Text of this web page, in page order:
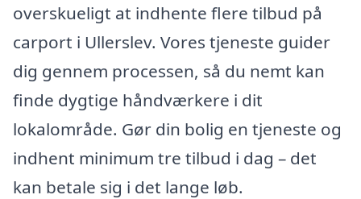
overskueligt at indhente flere tilbud på
carport i Ullerslev. Vores tjeneste guider
dig gennem processen, så du nemt kan
finde dygtige håndværkere i dit
lokalområde. Gør din bolig en tjeneste og
indhent minimum tre tilbud i dag – det
kan betale sig i det lange løb.